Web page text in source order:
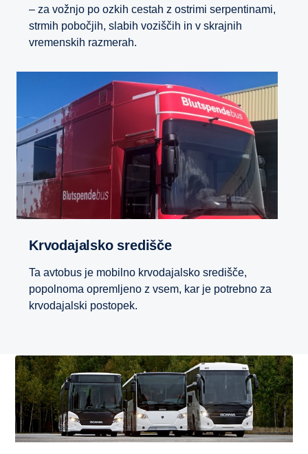
– za vožnjo po ozkih cestah z ostrimi serpentinami,
strmih pobočjih, slabih voziščih in v skrajnih
vremenskih razmerah.
Krvodajalsko središče
Ta avtobus je mobilno krvodajalsko središče,
popolnoma opremljeno z vsem, kar je potrebno za
krvodajalski postopek.